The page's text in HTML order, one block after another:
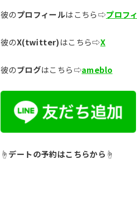
彼のプロフィールはこちら⇨プロフ
彼のX(twitter)はこちら⇨X
彼のブログはこちら⇨ameblo
☝︎ デートの予約はこちらから ☝︎